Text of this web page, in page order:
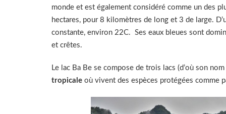
monde et est également considéré comme un des
hectares, pour 8 kilomètres de long et 3 de large.
constante, environ 22C. Ses eaux bleues sont
et crêtes.
Le lac Ba Be se compose de trois lacs (d’où son
tropicale où vivent des espèces protégées comme